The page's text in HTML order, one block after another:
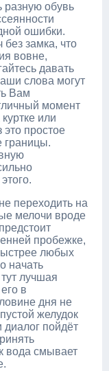
разную обувь
ошибки.
замка, что
вовне,
давать
слова могут
Вам
момент
или
простое
границы.
переходить на
мелочи вроде
пробежке,
любых
начать
лучшая
в
дня не
желудок
диалог пойдёт
вода смывает